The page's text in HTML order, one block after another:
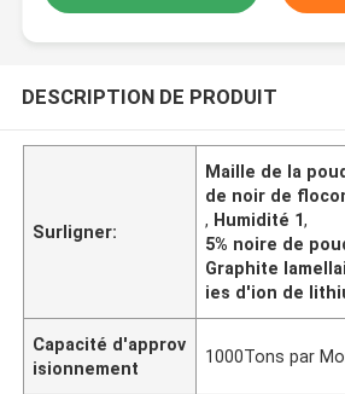
DESCRIPTION DE PRODUIT
Surligner:
Maille de la
de noir de
, Humidité 1,
5% noire de
Graphite
ies d'ion de
Capacité d'approv
isionnement
1000Tons par